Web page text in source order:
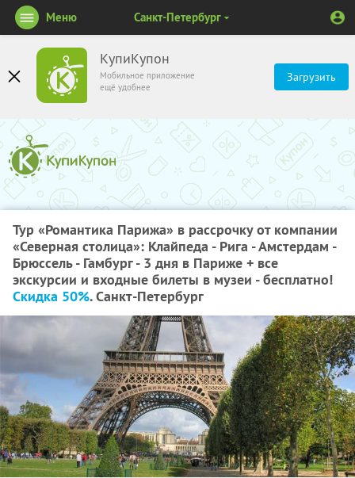
КупиКупон
Мобильное приложение
ещё удобнее
Загрузить
Меню Санкт-Петербург
Тур «Романтика Парижа» в рассрочку от компании
«Северная столица»: Клайпеда - Рига - Амстердам -
Брюссель - Гамбург - 3 дня в Париже + все
экскурсии и входные билеты в музеи - бесплатно!
Скидка 50%. Санкт-Петербург